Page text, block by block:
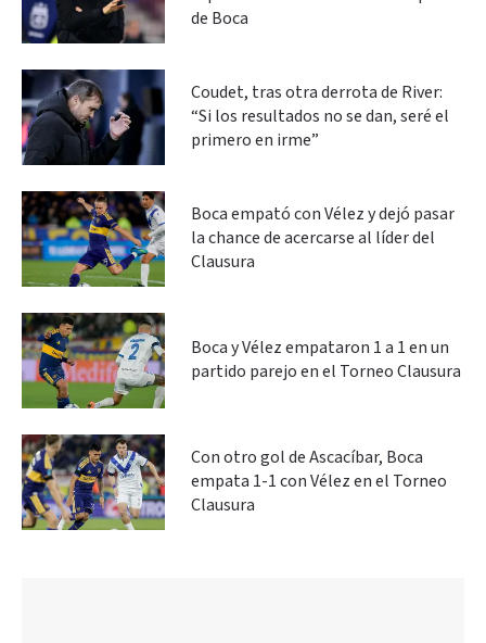
de Boca
Coudet, tras otra derrota de River:
“Si los resultados no se dan, seré el
primero en irme”
Boca empató con Vélez y dejó pasar
la chance de acercarse al líder del
Clausura
Boca y Vélez empataron 1 a 1 en un
partido parejo en el Torneo Clausura
Con otro gol de Ascacíbar, Boca
empata 1-1 con Vélez en el Torneo
Clausura